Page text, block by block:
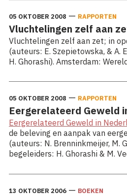
05 OKTOBER 2008 — RAPPORTEN
Vluchtelingen zelf aan
Vluchtelingen zelf aan zet; in
(auteurs: E. Szepietowska, & A.
H. Ghorashi). Amsterdam:
05 OKTOBER 2008 — RAPPORTEN
Eergerelateerd Geweld
Eergerelateerd Geweld in
de beleving en aanpak van
(auteurs: N. Brenninkmeijer, M.
begeleiders: H. Ghorashi & M.
13 OKTOBER 2006 — BOEKEN